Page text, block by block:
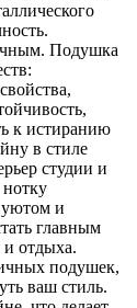
Подушка
к истиранию
в стиле
студии и
уютом и
главным
отдыха.
подушек,
ваш стиль.